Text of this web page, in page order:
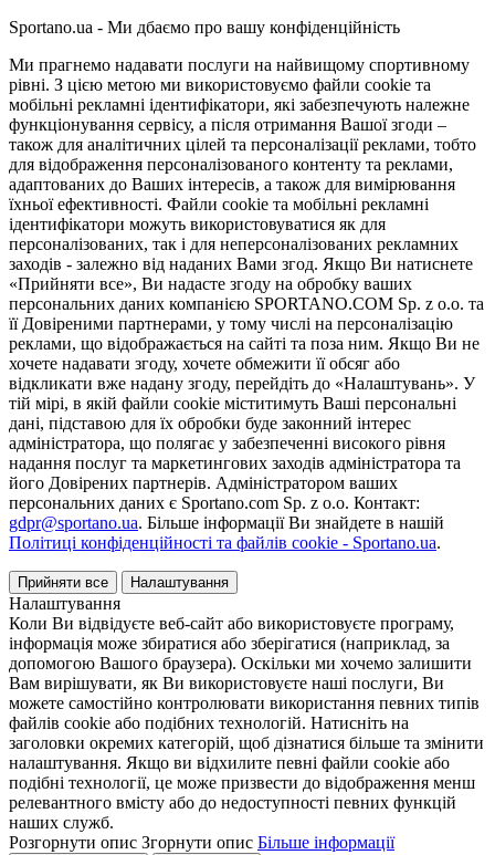
Sportano.ua - Ми дбаємо про вашу конфіденційність
Ми прагнемо надавати послуги на найвищому спортивному
рівні. З цією метою ми використовуємо файли cookie та
мобільні рекламні ідентифікатори, які забезпечують належне
функціонування сервісу, а після отримання Вашої згоди –
також для аналітичних цілей та персоналізації реклами, тобто
для відображення персоналізованого контенту та реклами,
адаптованих до Ваших інтересів, а також для вимірювання
їхньої ефективності. Файли cookie та мобільні рекламні
ідентифікатори можуть використовуватися як для
персоналізованих, так і для неперсоналізованих рекламних
заходів - залежно від наданих Вами згод. Якщо Ви натиснете
«Прийняти все», Ви надасте згоду на обробку ваших
персональних даних компанією SPORTANO.COM Sp. z o.o. та
її Довіреними партнерами, у тому числі на персоналізацію
реклами, що відображається на сайті та поза ним. Якщо Ви не
хочете надавати згоду, хочете обмежити її обсяг або
відкликати вже надану згоду, перейдіть до «Налаштувань». У
тій мірі, в якій файли cookie міститимуть Ваші персональні
дані, підставою для їх обробки буде законний інтерес
адміністратора, що полягає у забезпеченні високого рівня
надання послуг та маркетингових заходів адміністратора та
його Довірених партнерів. Адміністратором ваших
персональних даних є Sportano.com Sp. z o.o. Контакт:
gdpr@sportano.ua. Більше інформації Ви знайдете в нашій
Політиці конфіденційності та файлів cookie - Sportano.ua.
Прийняти все Налаштування
Налаштування
Коли Ви відвідуєте веб-сайт або використовуєте програму,
інформація може збиратися або зберігатися (наприклад, за
допомогою Вашого браузера). Оскільки ми хочемо залишити
Вам вирішувати, як Ви використовуєте наші послуги, Ви
можете самостійно контролювати використання певних типів
файлів cookie або подібних технологій. Натисніть на
заголовки окремих категорій, щоб дізнатися більше та змінити
налаштування. Якщо ви відхилите певні файли cookie або
подібні технології, це може призвести до відображення менш
релевантного вмісту або до недоступності певних функцій
наших служб.
Розгорнути опис Згорнути опис Більше інформації